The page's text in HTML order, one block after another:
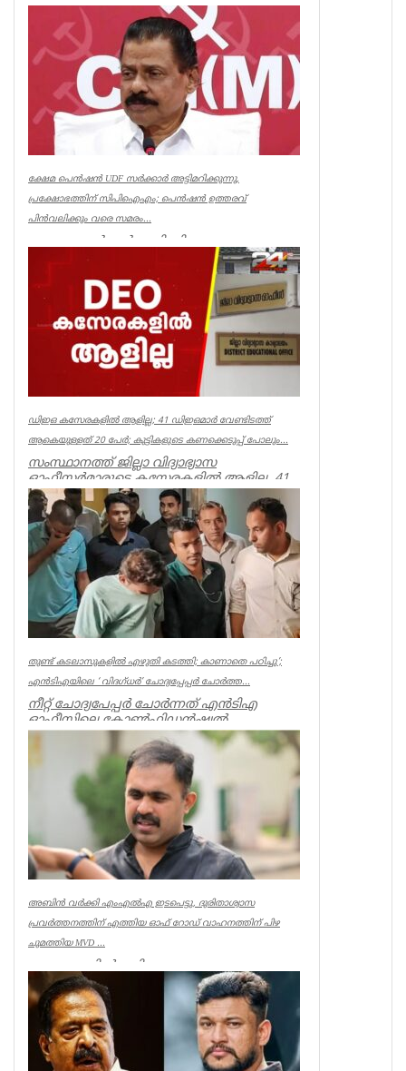
മുൻമന്ത്രി എം എം...
Kerala
ക്ഷേമ പെൻഷൻ UDF സർക്കാർ അട്ടിമറിക്കുന്നു,
പ്രക്ഷോഭത്തിന് സിപിഐഎം; പെൻഷൻ ഉത്തരവ്
പിൻവലിക്കും വരെ സമരം...
ക്ഷേമ പെൻഷൻ അട്ടിമറിക്കാനുള്ള ബോധ
പൂർവമായ ശ്രമമാണ് യു ഡി എഫ് സർക്കാർ
നടത്തുന്നതെന്ന് സിപിഐഎം സംസ്ഥാ...
Kerala
ഡിഇഒ കസേരകളില്‍ ആളില്ല; 41 ഡിഇഒമാര്‍ വേണ്ടിടത്ത്
ആകെയുള്ളത് 20 പേര്‍; കുട്ടികളുടെ കണക്കെടുപ്പ് പോലും...
സംസ്ഥാനത്ത് ജില്ലാ വിദ്യാഭ്യാസ
ഓഫീസര്‍മാരുടെ കസേരകളില്‍ ആളില്ല. 41
ഡിഇഒമാരില്‍ നിലവില്‍ ഉള്ളത് 20 പ...
Kerala
തുണ്ട് കടലാസുകളില്‍ എഴുതി കടത്തി; കാണാതെ പഠിച്ചു’;
എന്‍ടിഎയിലെ ‘ വിദഗ്ധര്‍’ ചോദ്യപ്പേപ്പര്‍ ചോര്‍ത്ത...
നീറ്റ് ചോദ്യപേപ്പര്‍ ചോര്‍ന്നത് എന്‍ടിഎ
ഓഫീസിലെ കോണ്‍ഫിഡന്‍ഷ്യല്‍
സെക്ഷനില്‍ നിന്ന് എന്ന് സിബിഐ. എന...
Kerala
അബിൻ വർക്കി എംഎൽഎ ഇടപെട്ടു, ദുരിതാശ്വാസ
പ്രവർത്തനത്തിന് എത്തിയ ഓഫ് റോഡ് വാഹനത്തിന് പിഴ
ചുമത്തിയ MVD ...
ആറന്മുളയിൽ ദുരിതാശ്വാസ
പ്രവർത്തനത്തിന് എത്തിയ ഓഫ് റോഡ്
വാഹനത്തിന് മോട്ടോർ വെഹിക്കിൾ
ഇൻസ്പെക്ടർ പിഴ ...
Kerala